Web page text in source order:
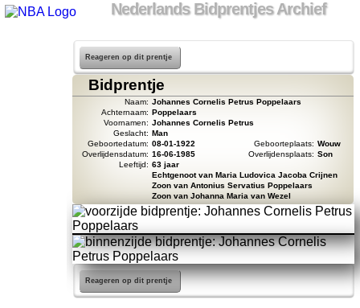
Nederlands Bidprentjes Archief
Reageren op dit prentje
Bidprentje
Naam: Johannes Cornelis Petrus Poppelaars
Achternaam: Poppelaars
Voornamen: Johannes Cornelis Petrus
Geslacht: Man
Geboortedatum: 08-01-1922 Geboorteplaats: Wouw
Overlijdensdatum: 16-06-1985 Overlijdensplaats: Son
Leeftijd: 63 jaar
Echtgenoot van Maria Ludovica Jacoba Crijnen
Zoon van Antonius Servatius Poppelaars
Zoon van Johanna Maria van Wezel
Reageren op dit prentje